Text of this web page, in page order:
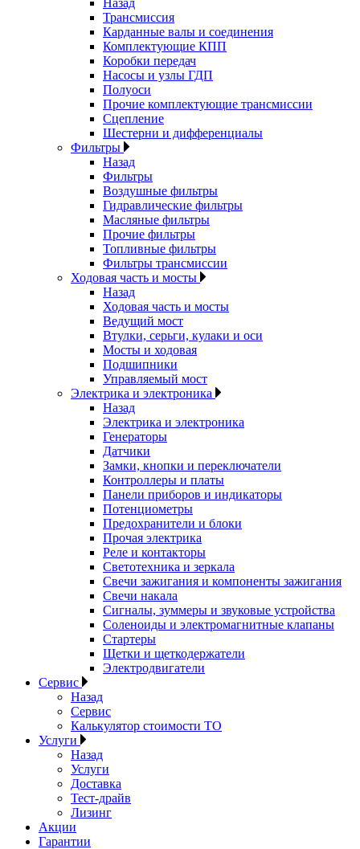
Трансмиссия
Карданные валы и соединения
Комплектующие КПП
Коробки передач
Насосы и узлы ГДП
Полуоси
Прочие комплектующие трансмиссии
Сцепление
Шестерни и дифференциалы
Фильтры
Назад
Фильтры
Воздушные фильтры
Гидравлические фильтры
Масляные фильтры
Прочие фильтры
Топливные фильтры
Фильтры трансмиссии
Ходовая часть и мосты
Назад
Ходовая часть и мосты
Ведущий мост
Втулки, серьги, кулаки и оси
Мосты и ходовая
Подшипники
Управляемый мост
Электрика и электроника
Назад
Электрика и электроника
Генераторы
Датчики
Замки, кнопки и переключатели
Контроллеры и платы
Панели приборов и индикаторы
Потенциометры
Предохранители и блоки
Прочая электрика
Реле и контакторы
Светотехника и зеркала
Свечи зажигания и компоненты зажигания
Свечи накала
Сигналы, зуммеры и звуковые устройства
Соленоиды и электромагнитные клапаны
Стартеры
Щетки и щеткодержатели
Электродвигатели
Сервис
Назад
Сервис
Калькулятор стоимости ТО
Услуги
Назад
Услуги
Доставка
Тест-драйв
Лизинг
Акции
Гарантии